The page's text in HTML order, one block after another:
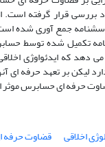
بررسی قرار گرفته است.
جمع آوری شده
پرسشنامه تکمیل شده توسط
دهد که ایدئواوژی
لیکن بر تعهد حرفه ای
حرفه ای حسابرس
اخلاقی
قضاوت حرفه